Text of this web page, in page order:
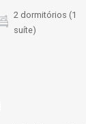
2 dormitórios (1
suíte)